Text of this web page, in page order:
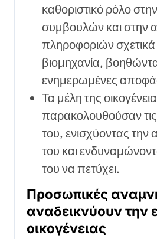
καθοριστικό ρόλο
συμβουλών και στην
πληροφοριών σχετικά
βιομηχανία,
ενημερωμένες
Τα μέλη της
παρακολουθούσαν
του, ενισχύοντας την
του και
του να πετύχει.
Προσωπικές
αναδεικνύουν την
οικογένειας